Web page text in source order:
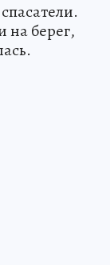
на берег,